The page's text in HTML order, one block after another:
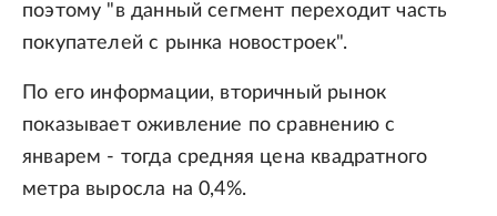
поэтому "в данный сегмент переходит часть
покупателей с рынка новостроек".
По его информации, вторичный рынок
показывает оживление по сравнению с
январем - тогда средняя цена квадратного
метра выросла на 0,4%.